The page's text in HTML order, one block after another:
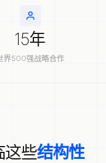
15年
界500强战略合作
这些结构性